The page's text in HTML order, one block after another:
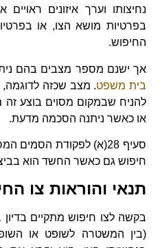
נחיצותו וערך איזונים
בפרטיות מושא הצו, או
החיפוש.
אך ישנם מספר מצבים בהם
בית משפט. מצב שכזה
להניח שבמקום מסוים בוצע
או כאשר ניתנה הסכמה מדעת.
סעיף 28(א) לפקודת
חיפוש גם כאשר החשד הוא
תנאי והוראות צו
בקשה לצו חיפוש מתקיים
(בין המשטרה לשופט או